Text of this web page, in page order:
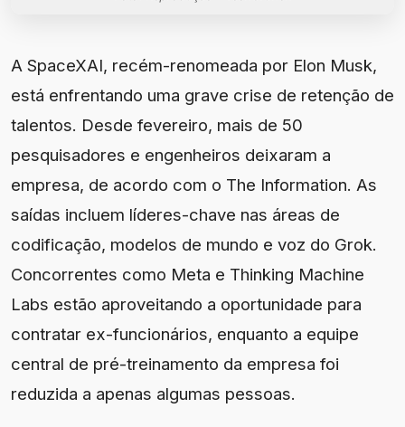
A SpaceXAI, recém-renomeada por Elon Musk,
está enfrentando uma grave crise de retenção de
talentos. Desde fevereiro, mais de 50
pesquisadores e engenheiros deixaram a
empresa, de acordo com o The Information. As
saídas incluem líderes-chave nas áreas de
codificação, modelos de mundo e voz do Grok.
Concorrentes como Meta e Thinking Machine
Labs estão aproveitando a oportunidade para
contratar ex-funcionários, enquanto a equipe
central de pré-treinamento da empresa foi
reduzida a apenas algumas pessoas.